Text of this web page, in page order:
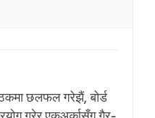
छलफल गरेझैं, बोर्ड